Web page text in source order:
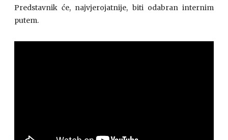
Predstavnik će, najvjerojatnije, biti odabran internim
putem.